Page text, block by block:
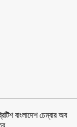
বাংলাদেশ চেম্বার অব